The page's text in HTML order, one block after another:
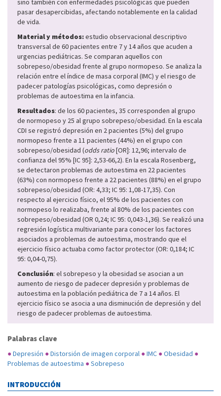
sino también con enfermedades psicológicas que pueden
pasar desapercibidas, afectando notablemente en la calidad
de vida.
Material y métodos:estudio observacional descriptivo
transversal de 60 pacientes entre 7 y 14 años que acuden a
urgencias pediátricas. Se comparan aquellos con
sobrepeso/obesidad frente al grupo normopeso. Se analiza la
relación entre el índice de masa corporal (IMC) y el riesgo de
padecer patologías psicológicas, como depresión o
problemas de autoestima en la infancia.
Resultados: de los 60 pacientes, 35 corresponden al grupo
de normopeso y 25 al grupo sobrepeso/obesidad. En la escala
CDI se registró depresión en 2 pacientes (5%) del grupo
normopeso frente a 11 pacientes (44%) en el grupo con
sobrepeso/obesidad (odds ratio[OR]: 12,96; intervalo de
confianza del 95% [IC 95]: 2,53-66,2). En la escala Rosenberg,
se detectaron problemas de autoestima en 22 pacientes
(63%) con normopeso frente a 22 pacientes (88%) en el grupo
sobrepeso/obesidad (OR: 4,33; IC 95: 1,08-17,35). Con
respecto al ejercicio físico, el 95% de los pacientes con
normopeso lo realizaba, frente al 80% de los pacientes con
sobrepeso/obesidad (OR 0,24; IC 95: 0,043-1,36). Se realizó una
regresión logística multivariante para conocer los factores
asociados a problemas de autoestima, mostrando que el
ejercicio físico actuaba como factor protector (OR: 0,184; IC
95: 0,04-0,75).
Conclusión: el sobrepeso y la obesidad se asocian a un
aumento de riesgo de padecer depresión y problemas de
autoestima en la población pediátrica de 7 a 14 años. El
ejercicio físico se asocia a una disminución de depresión y del
riesgo de padecer problemas de autoestima.
Palabras clave
●Depresión ●Distorsión de imagen corporal ●IMC ●Obesidad ●
Problemas de autoestima ●Sobrepeso
INTRODUCCIÓN